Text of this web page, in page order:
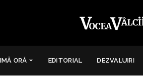
ORĂ EDITORIAL DEZVALUIRI